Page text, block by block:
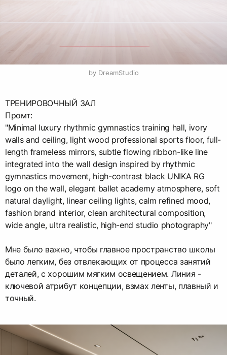
by DreamStudio
ТРЕНИРОВОЧНЫЙ ЗАЛ
Промт:
"Minimal luxury rhythmic gymnastics training hall, ivory
walls and ceiling, light wood professional sports floor, full-
length frameless mirrors, subtle flowing ribbon-like line
integrated into the wall design inspired by rhythmic
gymnastics movement, high-contrast black UNIKA RG
logo on the wall, elegant ballet academy atmosphere, soft
natural daylight, linear ceiling lights, calm refined mood,
fashion brand interior, clean architectural composition,
wide angle, ultra realistic, high-end studio photography"
Мне было важно, чтобы главное пространство школы
было легким, без отвлекающих от процесса занятий
деталей, с хорошим мягким освещением. Линия -
ключевой атрибут концепции, взмах ленты, плавный и
точный.